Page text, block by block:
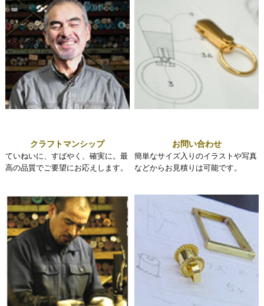
クラフトマンシップ
ていねいに、すばやく、確実に。最
高の品質でご要望にお応えします。
お問い合わせ
簡単なサイズ入りのイラストや写真
などからお見積りは可能です。